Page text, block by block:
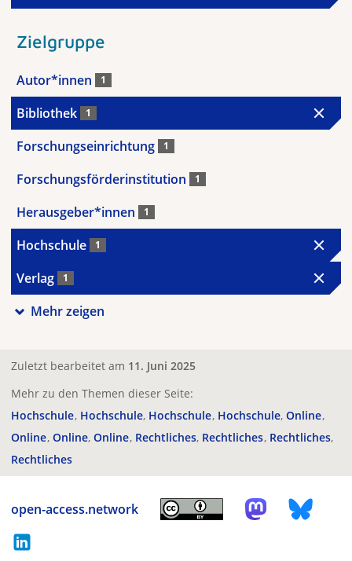
Zielgruppe
Autor*innen 1
Bibliothek 1
Forschungseinrichtung 1
Forschungsförderinstitution 1
Herausgeber*innen 1
Hochschule 1
Verlag 1
Mehr zeigen
Zuletzt bearbeitet am 11. Juni 2025
Mehr zu den Themen dieser Seite:
Hochschule Hochschule Hochschule Hochschule Online
Online Online Online Rechtliches Rechtliches Rechtliches
Rechtliches
open-access.network